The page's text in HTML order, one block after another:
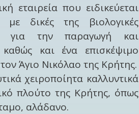
εταιρεία που ειδικεύεται
δικές της βιολογικές
για την παραγωγή και
και ένα επισκέψιμο
Άγιο Νικόλαο της Κρήτης.
χειροποίητα καλλυντικά
πλούτο της Κρήτης, όπως
αλάδανο.